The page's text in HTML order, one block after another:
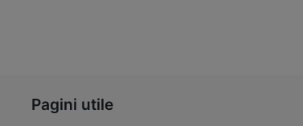
Pagini utile